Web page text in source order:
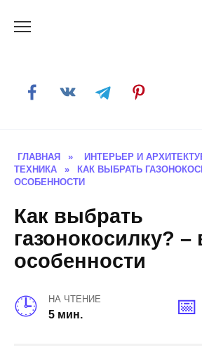
ГЛАВНАЯ » ИНТЕРЬЕР И
ТЕХНИКА
»
КАК ВЫБРАТЬ
ОСОБЕННОСТИ
Как выбрать
газонокосилку?
особенности
НА ЧТЕНИЕ
5 мин.